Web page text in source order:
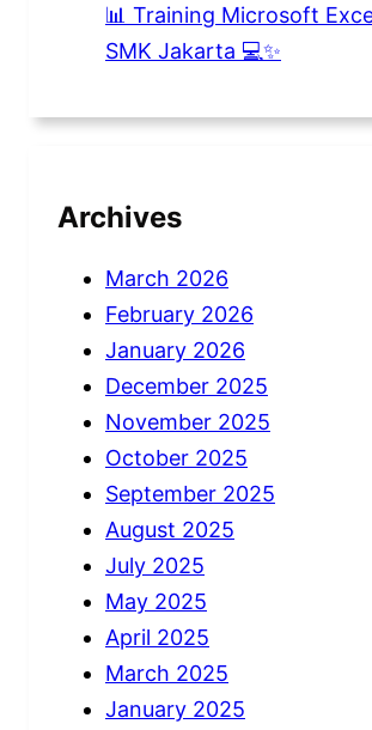
📊 Training Microsoft
SMK Jakarta 💻✨
Archives
March 2026
February 2026
January 2026
December 2025
November 2025
October 2025
September 2025
August 2025
July 2025
May 2025
April 2025
March 2025
January 2025